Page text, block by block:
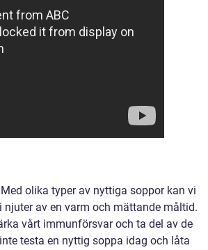
olika typer av nyttiga soppor kan vi
av en varm och mättande måltid.
vårt immunförsvar och ta del av de
testa en nyttig soppa idag och låta